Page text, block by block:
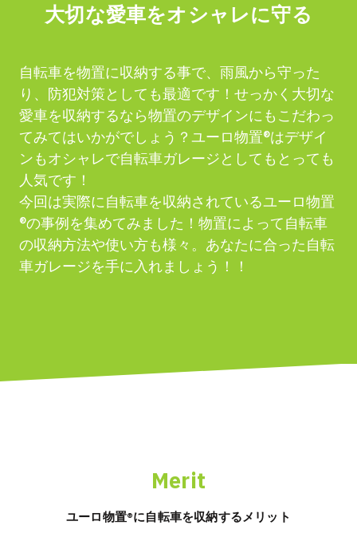
大切な愛車をオシャレに守る
自転車を物置に収納する事で、雨風から守った
り、防犯対策としても最適です！せっかく大切な
愛車を収納するなら物置のデザインにもこだわっ
てみてはいかがでしょう？ユーロ物置®︎はデザイ
ンもオシャレで自転車ガレージとしてもとっても
人気です！
今回は実際に自転車を収納されているユーロ物置
®︎の事例を集めてみました！物置によって自転車
の収納方法や使い方も様々。あなたに合った自転
車ガレージを手に入れましょう！！
Merit
ユーロ物置®︎に自転車を収納するメリット